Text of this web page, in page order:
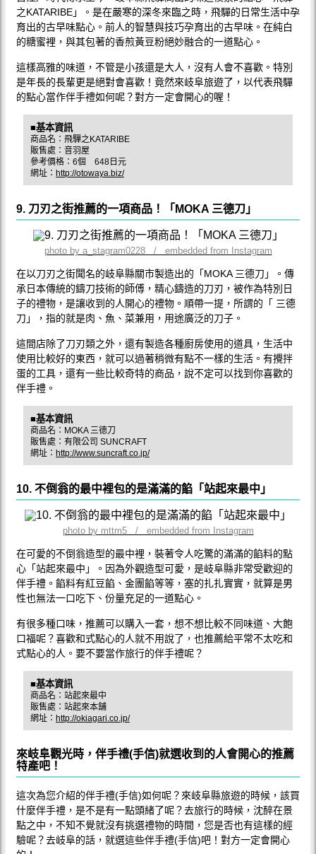
之KATARIBE」。是在嚴寒的深冬來臨之時，飛驒的日常生活中孕
育出的古早味點心。前人的智慧與技巧孕育出的古早味。在純白
的糖蜜裡，與其包著的香煎黃豆粉絕妙融合的一道點心。
這樣高雅的味道，不管是小孩還是大人，沒有人會不喜歡。特別
是年長的長輩更是絕對會喜歡！竟然來岐阜旅遊了，以代表飛驒
的點心當作伴手禮如何呢？對方一定會開心的喔！
■基本資訊
商品名：飛驒之KATARIBE
販售處：音羽屋
參考價格：6個 648日元
網址： http://otowaya.biz/
9. 刀刃之街推薦的一項商品！「MOKA 三德刀」
photo by a_stagram0228 / embedded from Instagram
在以刀刃之街聞名的岐阜縣關市製造出的「MOKA 三德刀」。傳
承日本傳統的鑄刀技術的師傅，精心鑄造的刀刃，被作為特別日
子的禮物，是讓收到的人開心的禮物。順帶一提，所謂的「 三德
刀」，指的就是肉、魚、菜兼用，用途廣泛的刀子。
這間店除了刀刃類之外，還有製造各種廚房使用的道具，生活中
使用比較好的東西，就可以過著稍微有點不一樣的生活。有攪拌
蛋的工具，還有一些比較奇特的商品，說不定可以找到你喜歡的
伴手禮。
■基本資訊
商品名：MOKA 三德刀
販售處：有限公司 SUNCRAFT
網址： http://www.suncraft.co.jp/
10. 不倒翁的最中裡包的是滿滿的餡「站起來最中」
photo by mttm5 / embedded from Instagram
在可愛的不倒翁造型的最中裡，裝著令人吃驚的滿滿的餡料的點
心「站起來最中」。因為外觀造型可愛，是岐阜縣非常受歡迎的
伴手禮。餡料有紅豆餡、金團餡等等，塞的扎扎實實，就算是男
性也無法一口吃下、份量充足的一道點心。
有很多種口味，推薦可以購入一套，想不想比較不同味道、大飽
口福呢？喜歡和式點心的人就不用說了，也推薦給平常不太吃和
式點心的人。要不要當作旅行的伴手禮呢？
■基本資訊
商品名：站起來最中
販售處：站起來本舗
網址： http://okiagari.co.jp/
來岐阜觀光時，伴手禮(手信)就選收到的人會開心的推薦
特產吧！
這次為您介紹的伴手禮(手信)如何呢？來岐阜縣旅遊的時候，該買
什麼伴手禮，是不是有一點頭緒了呢？去旅行的時候，沈醉在景
點之中，不知不覺就沒有挑選禮物的時間，您是否也有這樣的經
驗呢？去岐阜的話，就選這些伴手禮(手信)吧！對方一定會開心